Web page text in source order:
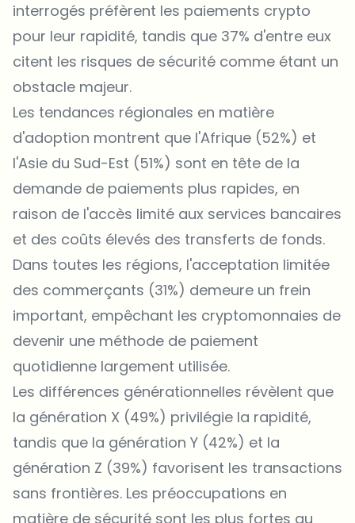
interrogés préfèrent les paiements crypto
pour leur rapidité, tandis que 37% d'entre eux
citent les risques de sécurité comme étant un
obstacle majeur.
Les tendances régionales en matière
d'adoption montrent que l'Afrique (52%) et
l'Asie du Sud-Est (51%) sont en tête de la
demande de paiements plus rapides, en
raison de l'accès limité aux services bancaires
et des coûts élevés des transferts de fonds.
Dans toutes les régions, l'acceptation limitée
des commerçants (31%) demeure un frein
important, empêchant les cryptomonnaies de
devenir une méthode de paiement
quotidienne largement utilisée.
Les différences générationnelles révèlent que
la génération X (49%) privilégie la rapidité,
tandis que la génération Y (42%) et la
génération Z (39%) favorisent les transactions
sans frontières. Les préoccupations en
matière de sécurité sont les plus fortes au